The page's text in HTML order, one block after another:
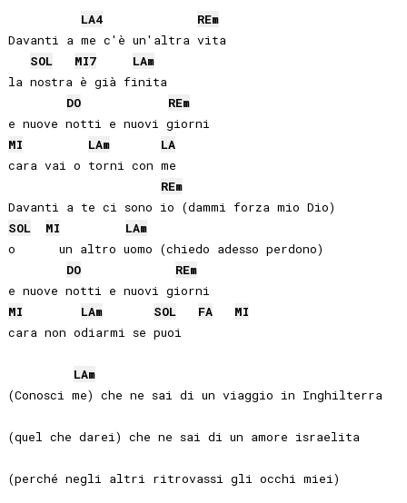
LA4 REm
Davanti a me c'è un'altra vita
SOL
MI7 LAm
la nostra è già finita
DO
REm
MI
LAm
LA
cara vai o torni con me
REm
SOL
MI LAm
o      un altro uomo (chiedo adesso perdono)
DO
REm
MI
LAm SOL FA
MI
cara non odiarmi se puoi
LAm
(Conosci me) che ne sai di un viaggio in Inghilterra
(quel che darei) che ne sai di un amore israelita
(perché negli altri ritrovassi gli occhi miei)